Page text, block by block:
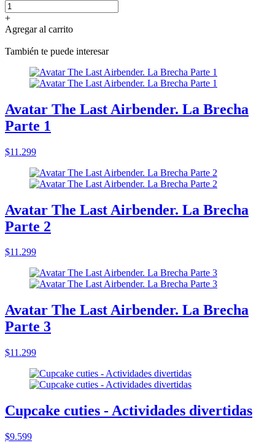
+
Agregar al carrito
También te puede interesar
Avatar The Last Airbender. La Brecha
Parte 1
$11.299
Avatar The Last Airbender. La Brecha
Parte 2
$11.299
Avatar The Last Airbender. La Brecha
Parte 3
$11.299
Cupcake cuties - Actividades divertidas
$9.599